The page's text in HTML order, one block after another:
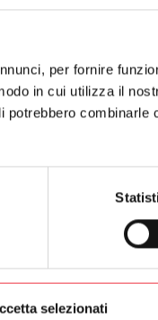
per fornire
in cui utilizza il
selezionati
più potente, dei
da qui si può